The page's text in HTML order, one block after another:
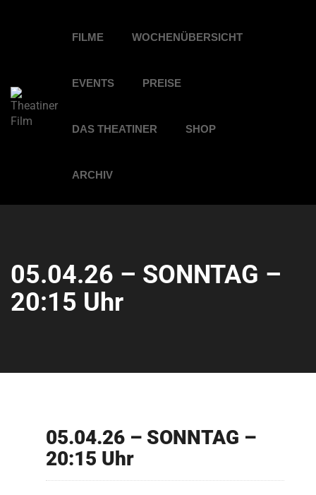
FILME WOCHENÜBERSICHT
EVENTS PREISE
DAS THEATINER SHOP
ARCHIV
05.04.26 – SONNTAG –
20:15 Uhr
05.04.26 – SONNTAG –
20:15 Uhr